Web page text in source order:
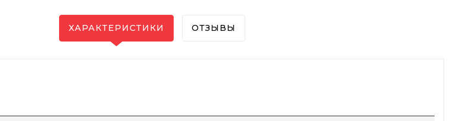
ХАРАКТЕРИСТИКИ ОТЗЫВЫ